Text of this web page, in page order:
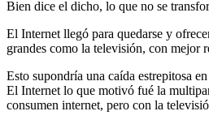
Bien dice el dicho, lo que no se
El Internet llegó para quedarse y
grandes como la televisión, con mejor
Esto supondría una caída estrepitosa
El Internet lo que motivó fué la
consumen internet, pero con la